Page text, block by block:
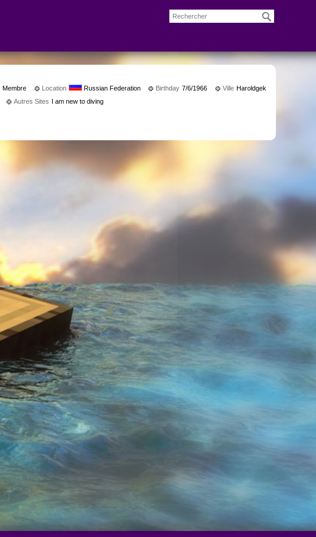
Membre Location Russian Federation Birthday 7/6/1966 Ville Haroldgek
Autres Sites I am new to diving